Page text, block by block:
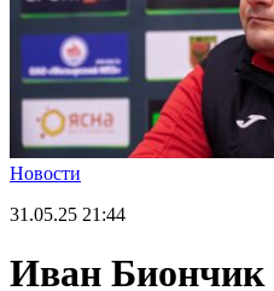
Новости
31.05.25 21:44
Иван Биончик